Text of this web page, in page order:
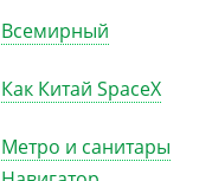
Всемирный
Китай SpaceX
и санитары